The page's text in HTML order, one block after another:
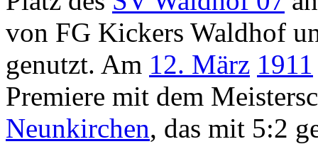
von FG Kickers Waldhof
genutzt. Am 12. März 1911
Premiere mit dem
Neunkirchen, das mit 5:2